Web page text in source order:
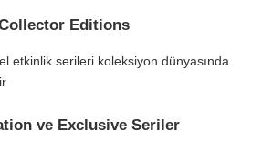
Editions
etkinlik serileri koleksiyon dünyasında
ve Exclusive Seriler